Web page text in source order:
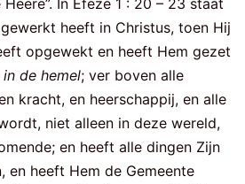
heeft in Christus, toen Hij
opgewekt en heeft Hem gezet
in de hemel; ver boven alle
kracht, en heerschappij, en alle
niet alleen in deze wereld,
en heeft alle dingen Zijn
en heeft Hem de Gemeente